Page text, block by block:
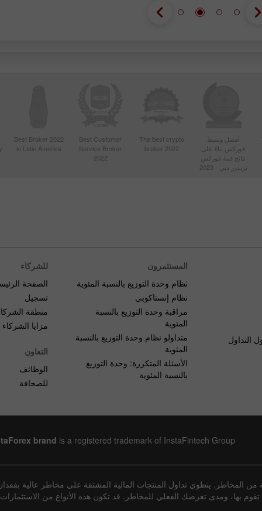
أفضل وسيط
فوركس بناءً على
نتائج قمة فوركس
تريدرز دبي - 2023
The best crypto
broker 2022
Best Customer
Service Broker
2022
Best Broker 2022
in Latin America
التداول
المستثمرون
نظام وحدة التوزيع بالنسبة المئوية
نظام إنستاكوبي
مراقبة وحدة التوزيع بالنسبة
المئوية
متداولو نظام وحدة التوزيع بالنسبة
المئوية
الأسئلة المتكررة: وحدة التوزيع
بالنسبة المئوية
للشركاء
الصفحة
تسجيل
منطقة
مزايا الشركاء
التعاون
الوظائف
للصحافة
brand is a registered trademark of InstaFintech Group
المخاطر. ينطوي تداول المنتجات المالية المشتقة على مخاطر عالية
تقوم بها، ومدى تعرضك الفعلي للمخاطر. قد تكون هذه الأنواع من